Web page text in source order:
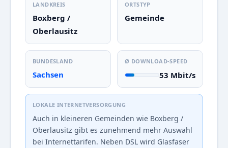
LANDKREIS
Boxberg /
Oberlausitz
ORTSTYP
Gemeinde
BUNDESLAND
Sachsen
Ø DOWNLOAD-SPEED
53 Mbit/s
LOKALE INTERNETVERSORGUNG
Auch in kleineren Gemeinden wie Boxberg /
Oberlausitz gibt es zunehmend mehr Auswahl
bei Internettarifen. Neben DSL wird Glasfaser